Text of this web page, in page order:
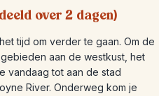
over 2 dagen)
tijd om verder te gaan. Om de
aan de westkust, het
vandaag tot aan de stad
River. Onderweg kom je